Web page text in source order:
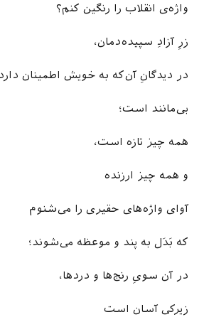
واژه‌ی انقلاب را رنگین کنم؟
زرِ آزادِ سپیده‌دمان،
در دیدگانِ آن‌که به خویش اطمینان دارد
بی‌مانند است؛
همه چیز تازه است،
و همه چیز ارزنده
آوای واژه‌های حقیری را می‌شنوم
که بَدَل به پند و موعظه می‌شوند؛
در آن سویِ رنج‌ها و دردها،
زیرکی آسان است